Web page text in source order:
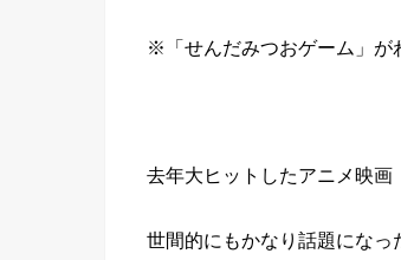
※「せんだみつおゲーム」が
去年大ヒットしたアニメ映画
世間的にもかなり話題になっ